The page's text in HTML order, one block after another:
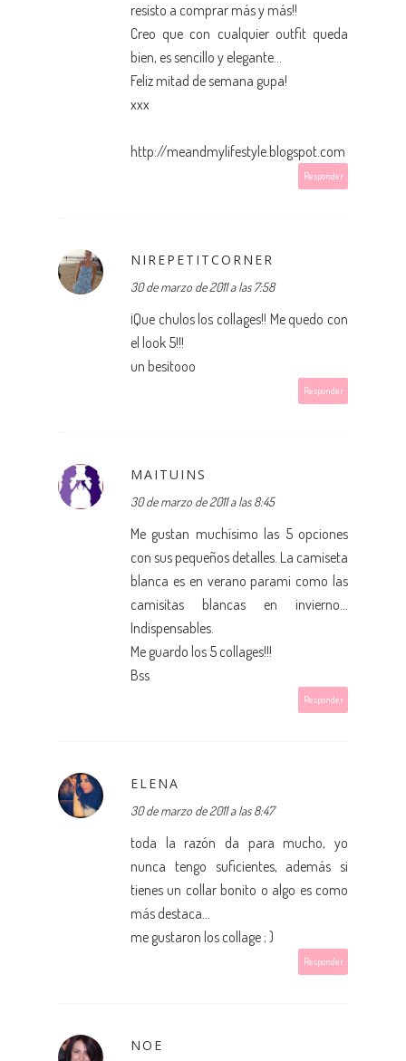
resisto a comprar más y más!!
Creo que con cualquier outfit queda
bien, es sencillo y elegante...
Feliz mitad de semana gupa!
xxx
http://meandmylifestyle.blogspot.com
Responder
NIREPETITCORNER
30 de marzo de 2011 a las 7:58
¡Que chulos los collages!! Me quedo con
el look 5!!!
un besitooo
Responder
MAITUINS
30 de marzo de 2011 a las 8:45
Me gustan muchísimo las 5 opciones
con sus pequeños detalles. La camiseta
blanca es en verano parami como las
camisitas blancas en invierno...
Indispensables.
Me guardo los 5 collages!!!
Bss
Responder
ELENA
30 de marzo de 2011 a las 8:47
toda la razón da para mucho, yo
nunca tengo suficientes, además si
tienes un collar bonito o algo es como
más destaca...
me gustaron los collage ; )
Responder
NOE